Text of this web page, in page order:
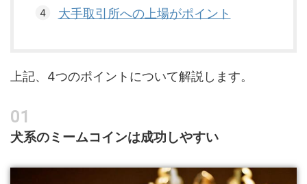
大手取引所への上場がポイント
上記、4つのポイントについて解説します。
犬系のミームコインは成功しやすい